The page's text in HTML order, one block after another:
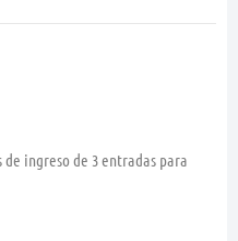
ingreso de 3 entradas para